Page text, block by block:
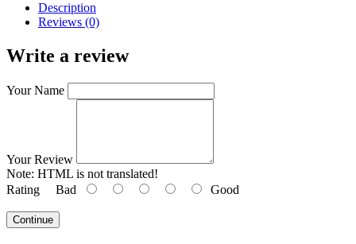
Description
Reviews (0)
Write a review
Your Name
Your Review
Note: HTML is not translated!
Rating Bad Good
Continue